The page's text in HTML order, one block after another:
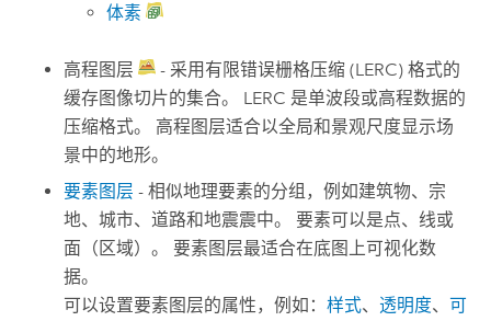
体素
高程图层
- 采用有限错误栅格压缩 (LERC) 格式的
缓存图像切片的集合。 LERC 是单波段或高程数据的
压缩格式。 高程图层适合以全局和景观尺度显示场
景中的地形。
要素图层 - 相似地理要素的分组，例如建筑物、宗
地、城市、道路和地震震中。 要素可以是点、线或
面（区域）。 要素图层最适合在底图上可视化数
据。
可以设置要素图层的属性，例如：样式、透明度、可